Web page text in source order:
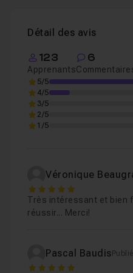
Détail des avis
123
Apprenants
6
5/5
4/5
3/5
2/5
1/5
Véronique
5
Très intéressant et bien
réussir... Merci!
Pascal Baudis
5